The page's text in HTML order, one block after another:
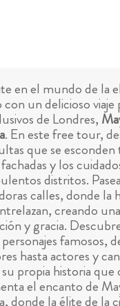
en el mundo de la
un delicioso
de Londres,
. En este free tour,
que se esconden
y los
distritos.
calles, donde la
creando
y gracia.
personajes famosos,
hasta actores y
propia historia que
el encanto de
donde la élite de la